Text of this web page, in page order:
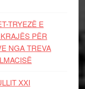
TRYEZË E
PËR
NGA TREVA
XXI